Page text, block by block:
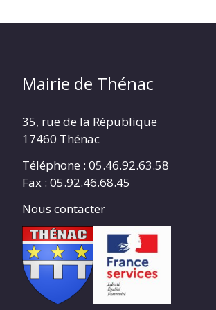
Mairie de Thénac
35, rue de la République
17460 Thénac
Téléphone : 05.46.92.63.58
Fax : 05.92.46.68.45
Nous contacter